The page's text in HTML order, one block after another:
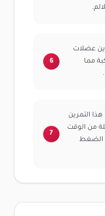
عضلات
مما
التمرين
من الوقت
الضغط